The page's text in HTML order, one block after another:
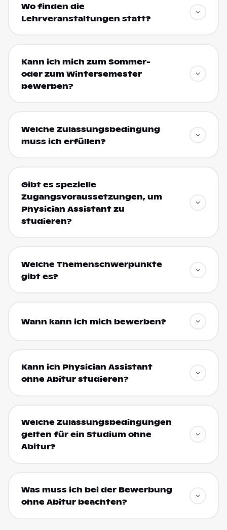
Wo finden die
Lehrveranstaltungen statt?
Kann ich mich zum Sommer-
oder zum Wintersemester
bewerben?
Welche Zulassungsbedingung
muss ich erfüllen?
Gibt es spezielle
Zugangsvoraussetzungen, um
Physician Assistant zu
studieren?
Welche Themenschwerpunkte
gibt es?
Wann kann ich mich bewerben?
Kann ich Physician Assistant
ohne Abitur studieren?
Welche Zulassungsbedingungen
gelten für ein Studium ohne
Abitur?
Was muss ich bei der Bewerbung
ohne Abitur beachten?